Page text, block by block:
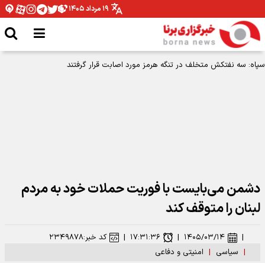
۱۹ مرداد ۱۴۰۵
دشمن می‌بایست با فوریت حملات خود به مردم
لبنان را متوقف کند
| سیاسی | امنیتی و دفاعی
| ۱۴۰۵/۰۳/۱۴ | ۱۷:۳۱:۳۶ | کد خبر:۲۳۴۹۸۷۸